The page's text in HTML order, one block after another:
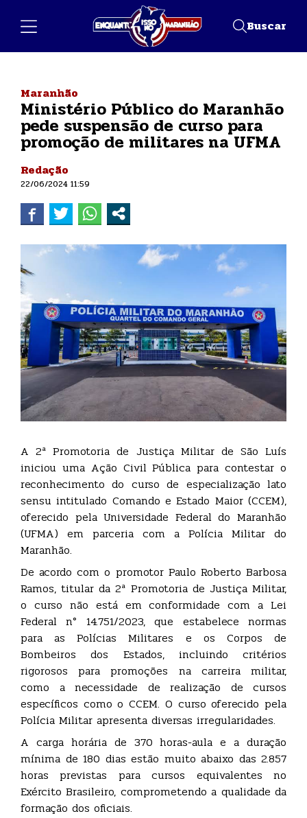
Buscar
Maranhão
Ministério Público do Maranhão
pede suspensão de curso para
promoção de militares na UFMA
Redação
22/06/2024 11:59
A 2ª Promotoria de Justiça Militar de São Luís
iniciou uma Ação Civil Pública para contestar o
reconhecimento do curso de especialização lato
sensu intitulado Comando e Estado Maior (CCEM),
oferecido pela Universidade Federal do Maranhão
(UFMA) em parceria com a Polícia Militar do
Maranhão.
De acordo com o promotor Paulo Roberto Barbosa
Ramos, titular da 2ª Promotoria de Justiça Militar,
o curso não está em conformidade com a Lei
Federal n° 14.751/2023, que estabelece normas
para as Polícias Militares e os Corpos de
Bombeiros dos Estados, incluindo critérios
rigorosos para promoções na carreira militar,
como a necessidade de realização de cursos
específicos como o CCEM. O curso oferecido pela
Polícia Militar apresenta diversas irregularidades.
A carga horária de 370 horas-aula e a duração
mínima de 180 dias estão muito abaixo das 2.857
horas previstas para cursos equivalentes no
Exército Brasileiro, comprometendo a qualidade da
formação dos oficiais.